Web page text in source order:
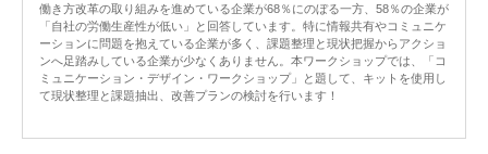
働き方改革の取り組みを進めている企業が68％にのぼる一方、58％の企業が
「自社の労働生産性が低い」と回答しています。特に情報共有やコミュニケ
ーションに問題を抱えている企業が多く、課題整理と現状把握からアクショ
ンへ足踏みしている企業が少なくありません。本ワークショップでは、「コ
ミュニケーション・デザイン・ワークショップ」と題して、キットを使用し
て現状整理と課題抽出、改善プランの検討を行います！